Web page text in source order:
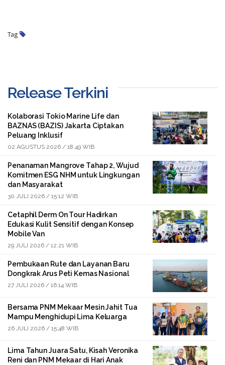
Tag
Release Terkini
Kolaborasi Tokio Marine Life dan
BAZNAS (BAZIS) Jakarta Ciptakan
Peluang Inklusif
02 AGUSTUS 2026 / 18:49 WIB
Penanaman Mangrove Tahap 2, Wujud
Komitmen ESG NHM untuk Lingkungan
dan Masyarakat
30 JULI 2026 / 15:12 WIB
Cetaphil Derm On Tour Hadirkan
Edukasi Kulit Sensitif dengan Konsep
Mobile Van
29 JULI 2026 / 12:21 WIB
Pembukaan Rute dan Layanan Baru
Dongkrak Arus Peti Kemas Nasional
27 JULI 2026 / 16:14 WIB
Bersama PNM Mekaar Mesin Jahit Tua
Mampu Menghidupi Lima Keluarga
26 JULI 2026 / 15:48 WIB
Lima Tahun Juara Satu, Kisah Veronika
Reni dan PNM Mekaar di Hari Anak